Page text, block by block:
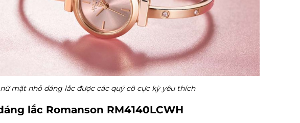
mặt nhỏ dáng lắc được các quý cô cực kỳ yêu thích
lắc Romanson RM4140LCWH